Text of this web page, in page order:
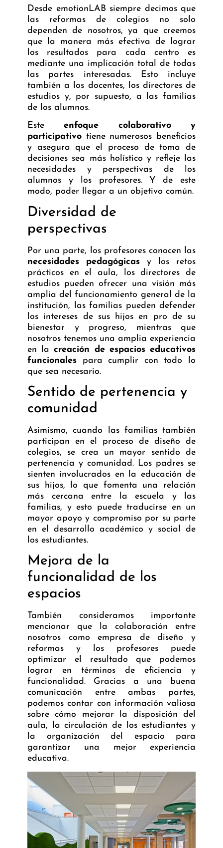
Desde emotionLAB siempre decimos que
las reformas de colegios no solo
dependen de nosotros, ya que creemos
que la manera más efectiva de lograr
los resultados para cada centro es
mediante una implicación total de todas
las partes interesadas. Esto incluye
también a los docentes, los directores de
estudios y, por supuesto, a las familias
de los alumnos.
Esteenfoque colaborativo y
participativo tiene numerosos beneficios
y asegura que el proceso de toma de
decisiones sea más holístico y refleje las
necesidades y perspectivas de los
alumnos y los profesores. Y de este
modo, poder llegar a un objetivo común.
Diversidad de
perspectivas
Por una parte, los profesores conocen las
necesidades pedagógicas y los retos
prácticos en el aula, los directores de
estudios pueden ofrecer una visión más
amplia del funcionamiento general de la
institución, las familias pueden defender
los intereses de sus hijos en pro de su
bienestar y progreso, mientras que
nosotros tenemos una amplia experiencia
en lacreación de espacios educativos
funcionales para cumplir con todo lo
que sea necesario.
Sentido de pertenencia y
comunidad
Asimismo, cuando las familias también
participan en el proceso de diseño de
colegios, se crea un mayor sentido de
pertenencia y comunidad. Los padres se
sienten involucrados en la educación de
sus hijos, lo que fomenta una relación
más cercana entre la escuela y las
familias, y esto puede traducirse en un
mayor apoyo y compromiso por su parte
en el desarrollo académico y social de
los estudiantes.
Mejora de la
funcionalidad de los
espacios
También consideramos importante
mencionar que la colaboración entre
nosotros como empresa de diseño y
reformas y los profesores puede
optimizar el resultado que podemos
lograr en términos de eficiencia y
funcionalidad. Gracias a una buena
comunicación entre ambas partes,
podemos contar con información valiosa
sobre cómo mejorar la disposición del
aula, la circulación de los estudiantes y
la organización del espacio para
garantizar una mejor experiencia
educativa.